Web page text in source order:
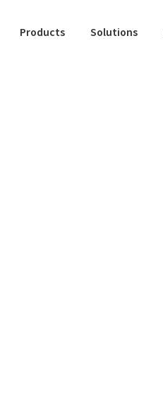
Products Solutions